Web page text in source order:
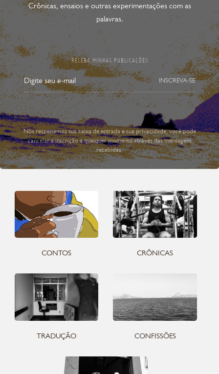
Crônicas, ensaios e outras experimentações com as
palavras.
RECEBA MINHAS PUBLICAÇÕES
INSCREVA-SE
Nós respeitamos sua caixa de entrada e sua privacidade, você pode
cancelar a inscrição a qualquer momento através das mensagens
recebidas.
CONTOS CRÔNICAS
TRADUÇÃO CONFISSÕES